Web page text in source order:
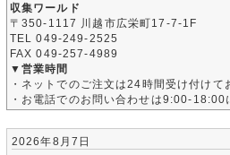
収集ワールド
〒350-1117 川越市広栄町17-7-1F
TEL 049-249-2525
FAX 049-257-4989
▼営業時間
・ネットでのご注文は24時間受け付けて
・お電話でのお問い合わせは9:00-18:00
2026年8月7日